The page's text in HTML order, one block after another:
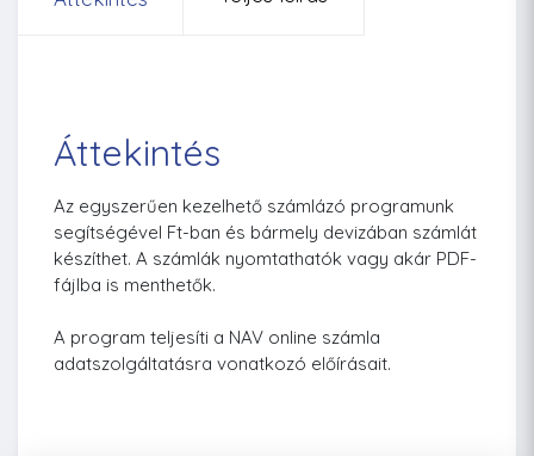
Áttekintés
Az egyszerűen kezelhető számlázó programunk
segítségével Ft-ban és bármely devizában számlát
készíthet. A számlák nyomtathatók vagy akár PDF-
fájlba is menthetők.
A program teljesíti a NAV online számla
adatszolgáltatásra vonatkozó előírásait.